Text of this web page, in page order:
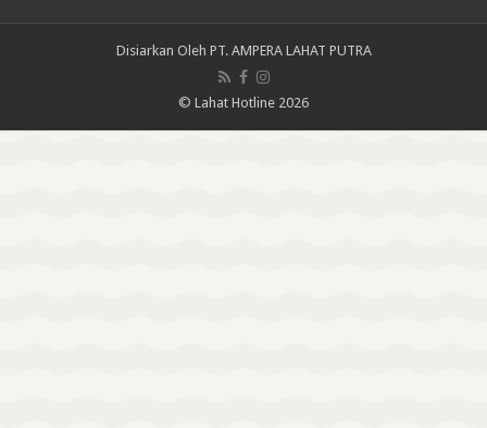
Disiarkan Oleh PT. AMPERA LAHAT PUTRA
© Lahat Hotline 2026